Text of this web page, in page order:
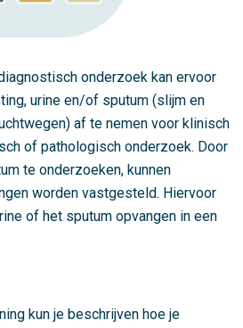
onderzoek kan ervoor
urine en/of sputum (slijm en
af te nemen voor klinisch
of pathologisch onderzoek. Door
te onderzoeken, kunnen
worden vastgesteld. Hiervoor
of het sputum opvangen in een
kun je beschrijven hoe je